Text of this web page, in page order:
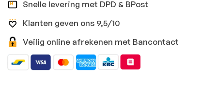
Snelle levering met DPD & BPost
Klanten geven ons 9,5/10
Veilig online afrekenen met Bancontact